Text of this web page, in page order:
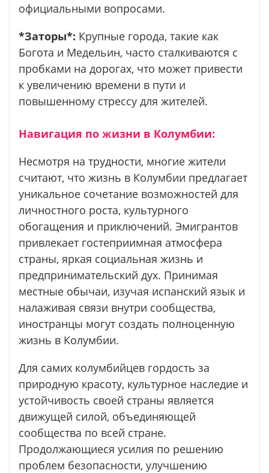
официальными вопросами.
*Заторы*: Крупные города, такие как
Богота и Медельин, часто сталкиваются с
пробками на дорогах, что может привести
к увеличению времени в пути и
повышенному стрессу для жителей.
Навигация по жизни в Колумбии:
Несмотря на трудности, многие жители
считают, что жизнь в Колумбии предлагает
уникальное сочетание возможностей для
личностного роста, культурного
обогащения и приключений. Эмигрантов
привлекает гостеприимная атмосфера
страны, яркая социальная жизнь и
предпринимательский дух. Принимая
местные обычаи, изучая испанский язык и
налаживая связи внутри сообщества,
иностранцы могут создать полноценную
жизнь в Колумбии.
Для самих колумбийцев гордость за
природную красоту, культурное наследие и
устойчивость своей страны является
движущей силой, объединяющей
сообщества по всей стране.
Продолжающиеся усилия по решению
проблем безопасности, улучшению